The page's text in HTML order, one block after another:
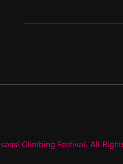
Climbing Festival. All